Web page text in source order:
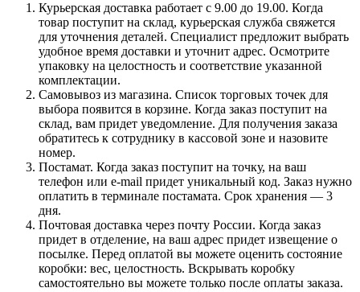
Курьерская доставка работает с 9.00 до 19.00. Когда
товар поступит на склад, курьерская служба свяжется
для уточнения деталей. Специалист предложит выбрать
удобное время доставки и уточнит адрес. Осмотрите
упаковку на целостность и соответствие указанной
комплектации.
Самовывоз из магазина. Список торговых точек для
выбора появится в корзине. Когда заказ поступит на
склад, вам придет уведомление. Для получения заказа
обратитесь к сотруднику в кассовой зоне и назовите
номер.
Постамат. Когда заказ поступит на точку, на ваш
телефон или e-mail придет уникальный код. Заказ нужно
оплатить в терминале постамата. Срок хранения — 3
дня.
Почтовая доставка через почту России. Когда заказ
придет в отделение, на ваш адрес придет извещение о
посылке. Перед оплатой вы можете оценить состояние
коробки: вес, целостность. Вскрывать коробку
самостоятельно вы можете только после оплаты заказа.